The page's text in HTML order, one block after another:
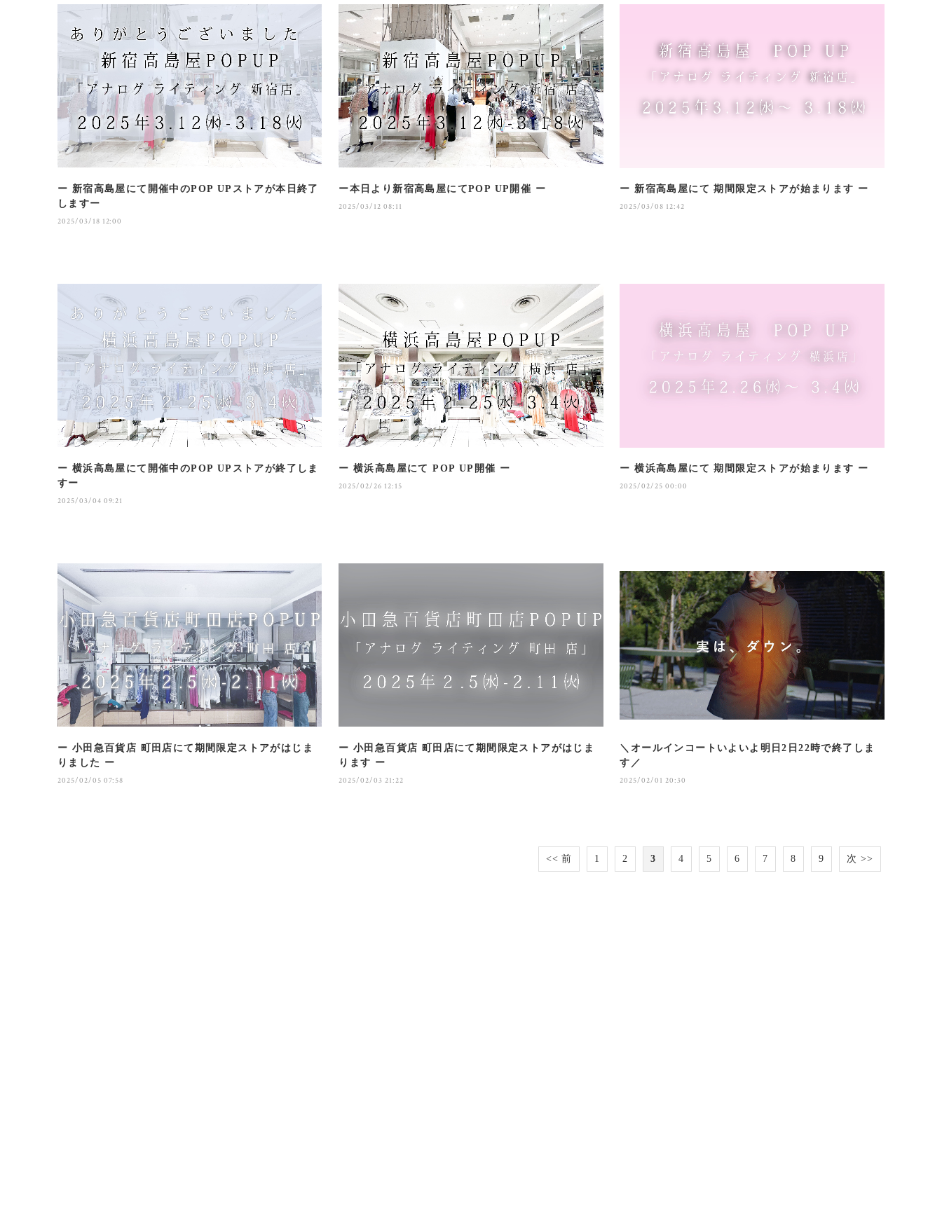
ー 新宿高島屋にて開催中のPOP UPストアが本日終了
しますー
2025/03/18 12:00
ー本日より新宿高島屋にてPOP UP開催 ー
2025/03/12 08:11
ー 新宿高島屋にて 期間限定ストアが始まります ー
2025/03/08 12:42
ー 横浜高島屋にて開催中のPOP UPストアが終了しま
すー
2025/03/04 09:21
ー 横浜高島屋にて POP UP開催 ー
2025/02/26 12:15
ー 横浜高島屋にて 期間限定ストアが始まります ー
2025/02/25 00:00
ー 小田急百貨店 町田店にて期間限定ストアがはじま
りました ー
2025/02/05 07:58
ー 小田急百貨店 町田店にて期間限定ストアがはじま
ります ー
2025/02/03 21:22
＼オールインコートいよいよ明日2日22時で終了しま
す／
2025/02/01 20:30
<< 前 1 2 3 4 5 6 7 8 9 次 >>